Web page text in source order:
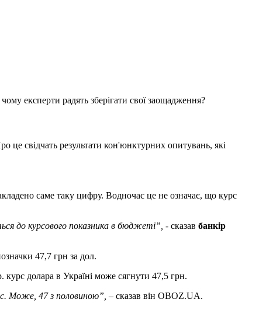
експерти радять зберігати свої заощадження?
це свідчать результати кон'юнктурних опитувань, які
саме таку цифру. Водночас це не означає, що курс
до курсового показника в бюджеті”, - сказав банкір
47,7 грн за дол.
курс долара в Україні може сягнути 47,5 грн.
Може, 47 з половиною” – сказав він OBOZ.UA.